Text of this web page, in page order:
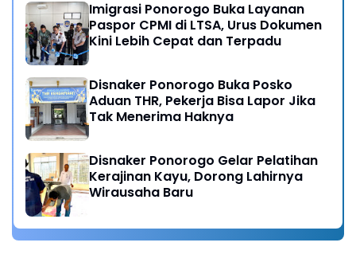
Imigrasi Ponorogo Buka Layanan
Paspor CPMI di LTSA, Urus Dokumen
Kini Lebih Cepat dan Terpadu
Disnaker Ponorogo Buka Posko
Aduan THR, Pekerja Bisa Lapor Jika
Tak Menerima Haknya
Disnaker Ponorogo Gelar Pelatihan
Kerajinan Kayu, Dorong Lahirnya
Wirausaha Baru